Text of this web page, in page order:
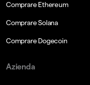
Comprare Ethereum
Comprare Solana
Comprare Dogecoin
Azienda